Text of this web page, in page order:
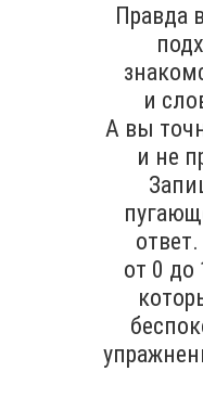
Правда
и
А вы
и не
от 0 до